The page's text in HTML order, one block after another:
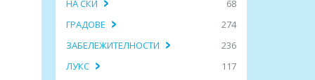
НА СКИ
68
ГРАДОВЕ
274
ЗАБЕЛЕЖИТЕЛНОСТИ
236
ЛУКС
117